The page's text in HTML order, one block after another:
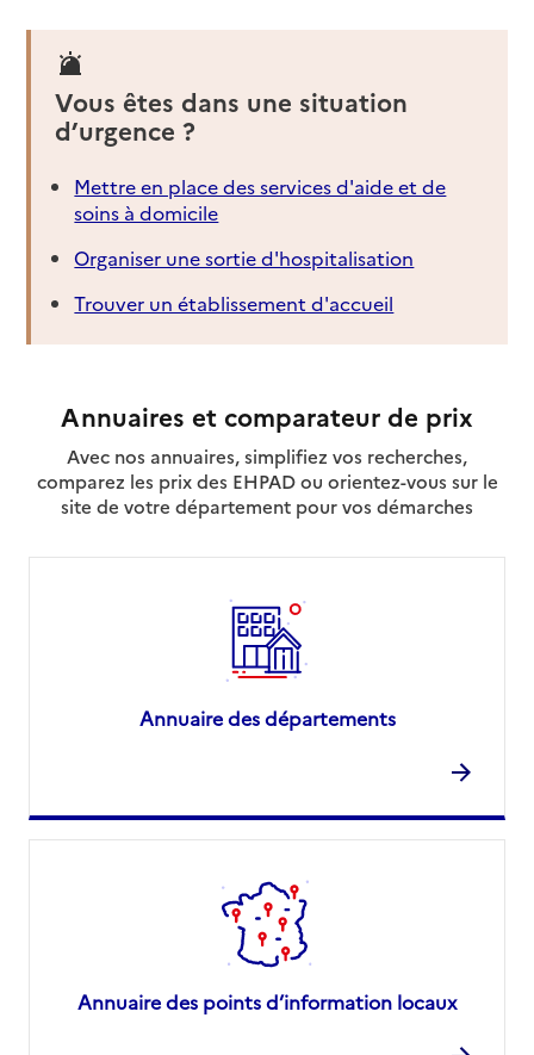
Vous êtes dans une situation
d’urgence ?
Mettre en place des services d'aide et de
soins à domicile
Organiser une sortie d'hospitalisation
Trouver un établissement d'accueil
Annuaires et comparateur de prix
Avec nos annuaires, simplifiez vos recherches,
comparez les prix des EHPAD ou orientez-vous sur le
site de votre département pour vos démarches
Annuaire des départements
Annuaire des points d’information locaux